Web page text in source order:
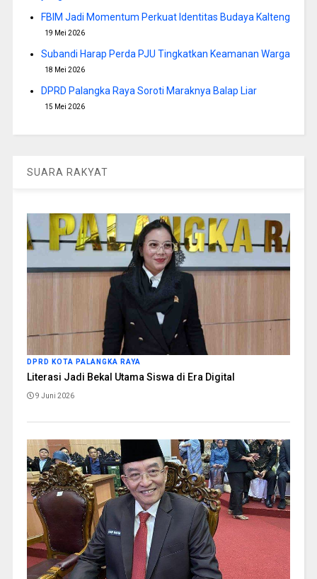
FBIM Jadi Momentum Perkuat Identitas Budaya Kalteng
19 Mei 2026
Subandi Harap Perda PJU Tingkatkan Keamanan Warga
18 Mei 2026
DPRD Palangka Raya Soroti Maraknya Balap Liar
15 Mei 2026
SUARA RAKYAT
DPRD KOTA PALANGKA RAYA
Literasi Jadi Bekal Utama Siswa di Era Digital
9 Juni 2026